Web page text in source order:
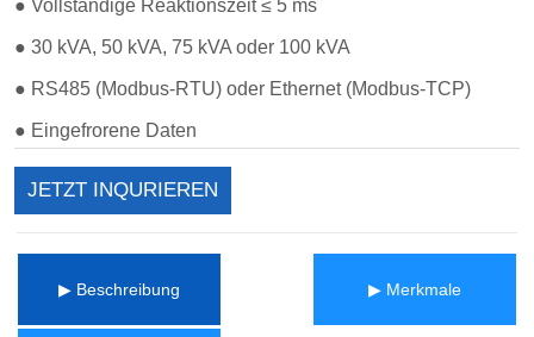
JETZT INQURIEREN
▶ Beschreibung ▶ Merkmale